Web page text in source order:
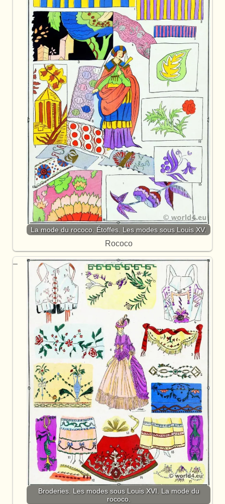
La mode du rococo. Étoffes. Les modes sous Louis XV.
Rococo
Broderies. Les modes sous Louis XVI. La mode du
rococo.